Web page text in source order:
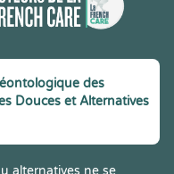
des
Douces et Alternatives
alternatives ne se